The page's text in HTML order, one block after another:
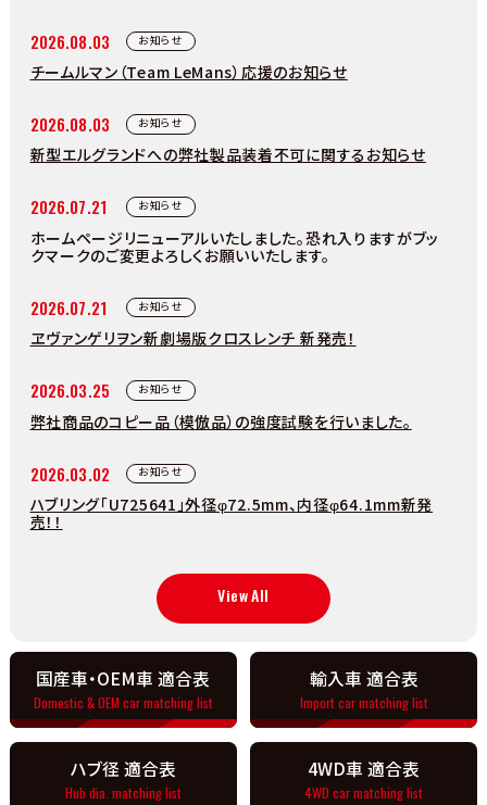
2026.08.03 お知らせ
チームルマン（Team LeMans）応援のお知らせ
2026.08.03 お知らせ
新型エルグランドへの弊社製品装着不可に関するお知らせ
2026.07.21 お知らせ
ホームページリニューアルいたしました。恐れ入りますがブッ
クマークのご変更よろしくお願いいたします。
2026.07.21 お知らせ
ヱヴァンゲリヲン新劇場版クロスレンチ 新発売！
2026.03.25 お知らせ
弊社商品のコピー品（模倣品）の強度試験を行いました。
2026.03.02 お知らせ
ハブリング「U725641」外径φ72.5mm、内径φ64.1mm新発
売！！
View All
国産車・OEM車 適合表
Domestic & OEM car matching list
輸入車 適合表
Import car matching list
ハブ径 適合表
Hub dia. matching list
4WD車 適合表
4WD car matching list